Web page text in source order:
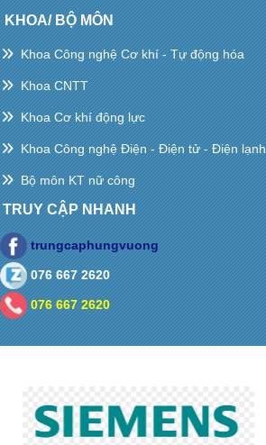
KHOA/ BỘ MÔN
Khoa Công nghệ Cơ khí - Tự động hóa
Khoa CNTT
Khoa Cơ khí động lực
Khoa Công nghệ Điện - Điện tử - Điện lạnh
Bộ môn KT nữ công
TRUY CẬP NHANH
trungcaphungvuong
076 667 2620
076 667 2620